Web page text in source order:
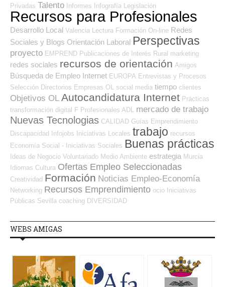
Privadas Talento Informes Infografía Legislación
Recursos para Profesionales
Desarrollo Local Valencia Lectura Formación On-line Redes
Sociales y Blogs Orientación Laboral Perspectivas
proyecto EMPREND Publicaciones de Interés Rural marketing
redes sociales recursos de orientación Amigos
Búsqueda de Empleo Internet EUROPA Entrevistas y Procesos
Selección Directorios Empresas OL social media tiempo clientes
Objetivos OL Autocandidatura Internet Prácticas
transformación digital F Profesionales ADL mercado de trabajo
Nuevas Tecnologias CALIDAD Guías Emprendimiento
Discapacidad
Infojobs Iniciativas Locales trabajo recursos
Economía Social - Iniciativas Sociales Buenas prácticas
Ideas de Negocio Voluntariado Medio Ambiente estrategia Murcia
Idiomas Cultura Ofertas Empleo Seleccionadas
Creatividad Formación Noticias Empleo-Economía
Networking Recursos Emprendimiento ocio Iniciativas
Públicas Sevilla coaching DIVERSIDAD
WEBS AMIGAS